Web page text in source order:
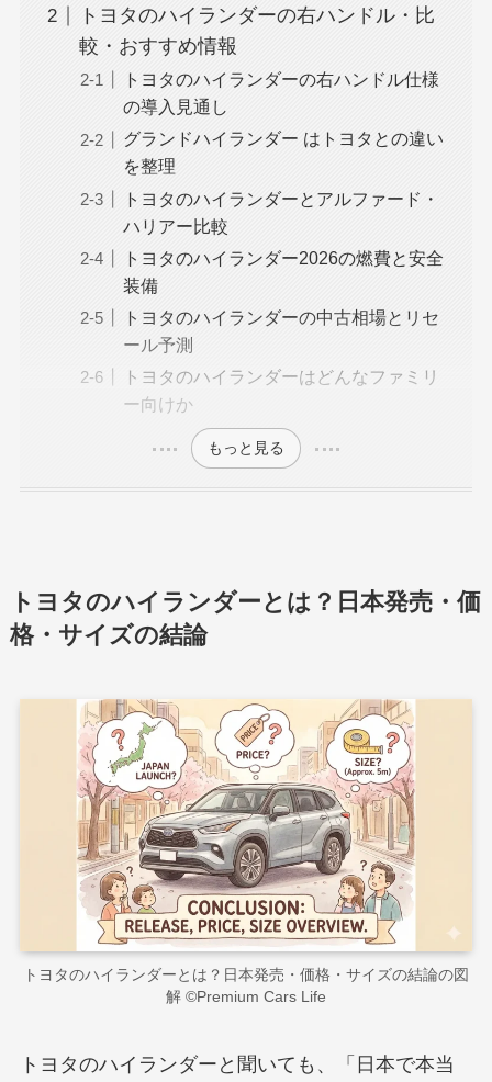
トヨタのハイランダーの右ハンドル・比
較・おすすめ情報
トヨタのハイランダーの右ハンドル仕様
の導入見通し
グランドハイランダー はトヨタとの違い
を整理
トヨタのハイランダーとアルファード・
ハリアー比較
トヨタのハイランダー2026の燃費と安全
装備
トヨタのハイランダーの中古相場とリセ
ール予測
トヨタのハイランダーはどんなファミリ
ー向けか
もっと見る
トヨタのハイランダーとは？日本発売・価
格・サイズの結論
トヨタのハイランダーとは？日本発売・価格・サイズの結論の図
解 ©Premium Cars Life
トヨタのハイランダーと聞いても、「日本で本当